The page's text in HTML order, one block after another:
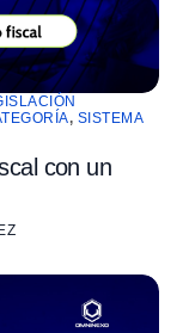
, SISTEMA
con un